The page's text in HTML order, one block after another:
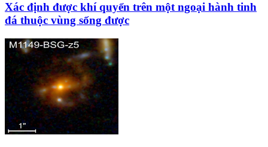
Xác định được khí quyển trên một ngoại hành tinh
đá thuộc vùng sống được